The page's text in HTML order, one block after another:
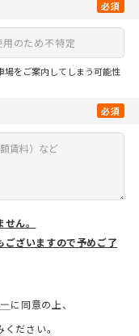
必須
をご案内してしまう可能性
必須
ん。
ざいますので予めご了
に同意の上、
ださい。